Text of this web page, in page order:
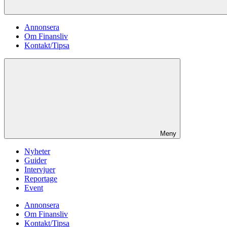
Annonsera
Om Finansliv
Kontakt/Tipsa
Meny
Nyheter
Guider
Intervjuer
Reportage
Event
Annonsera
Om Finansliv
Kontakt/Tipsa